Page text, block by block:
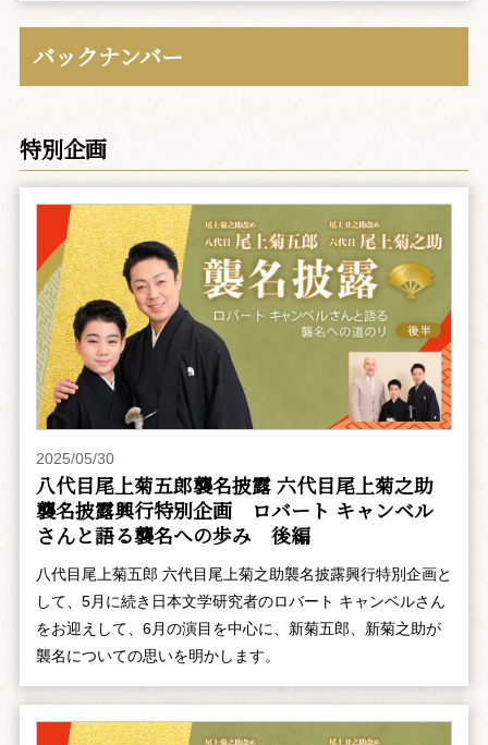
バックナンバー
特別企画
2025/05/30
八代目尾上菊五郎襲名披露 六代目尾上菊之助
襲名披露興行特別企画 ――ロバート キャンベル
さんと語る襲名への歩み 後編
八代目尾上菊五郎 六代目尾上菊之助襲名披露興行特別企画と
して、5月に続き日本文学研究者のロバート キャンベルさん
をお迎えして、6月の演目を中心に、新菊五郎、新菊之助が
襲名についての思いを明かします。